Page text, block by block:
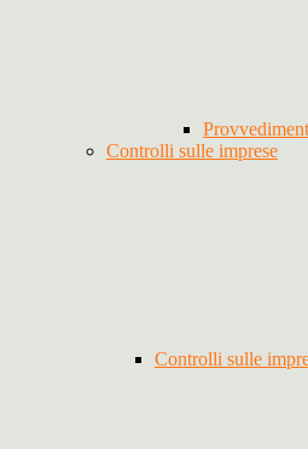
Controlli sulle imprese
Controlli sulle